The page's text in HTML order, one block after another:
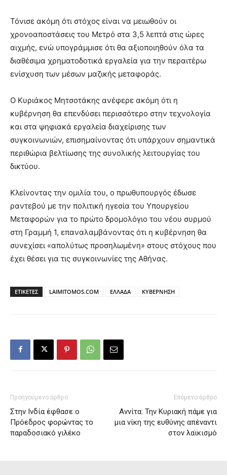
Τόνισε ακόμη ότι στόχος είναι να μειωθούν οι
χρονοαποστάσεις του Μετρό στα 3,5 λεπτά στις ώρες
αιχμής, ενώ υπογράμμισε ότι θα αξιοποιηθούν όλα τα
διαθέσιμα χρηματοδοτικά εργαλεία για την περαιτέρω
ενίσχυση των μέσων μαζικής μεταφοράς.
Ο Κυριάκος Μητσοτάκης ανέφερε ακόμη ότι η
κυβέρνηση θα επενδύσει περισσότερο στην τεχνολογία
και στα ψηφιακά εργαλεία διαχείρισης των
συγκοινωνιών, επισημαίνοντας ότι υπάρχουν σημαντικά
περιθώρια βελτίωσης της συνολικής λειτουργίας του
δικτύου.
Κλείνοντας την ομιλία του, ο πρωθυπουργός έδωσε
ραντεβού με την πολιτική ηγεσία του Υπουργείου
Μεταφορών για το πρώτο δρομολόγιο του νέου συρμού
στη Γραμμή 1, επαναλαμβάνοντας ότι η κυβέρνηση θα
συνεχίσει «απολύτως προσηλωμένη» στους στόχους που
έχει θέσει για τις συγκοινωνίες της Αθήνας.
ΕΤΙΚΕΤΕΣ LAIMITOMOS.COM ΕΛΛΑΔΑ ΚΥΒΕΡΝΗΣΗ
Προηγούμενο άρθρο
Στην Ινδία έφθασε ο
Πρόεδρος φορώντας το
παραδοσιακό γιλέκο
Επόμενο άρθρο
Αννίτα: Την Κυριακή πάμε για
μια νίκη της ευθύνης απέναντι
στον λαϊκισμό